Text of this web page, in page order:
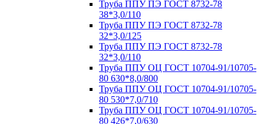
Труба ППУ ПЭ ГОСТ 8732-78
38*3,0/110
Труба ППУ ПЭ ГОСТ 8732-78
32*3,0/125
Труба ППУ ПЭ ГОСТ 8732-78
32*3,0/110
Труба ППУ ОЦ ГОСТ 10704-91/10705-
80 630*8,0/800
Труба ППУ ОЦ ГОСТ 10704-91/10705-
80 530*7,0/710
Труба ППУ ОЦ ГОСТ 10704-91/10705-
80 426*7,0/630